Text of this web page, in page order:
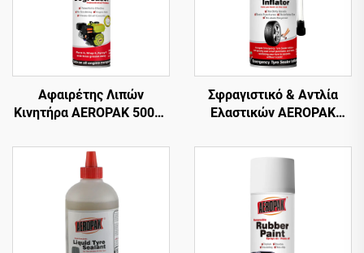
Αφαιρέτης Λιπών
Κινητήρα AEROPAK 500ml
Καθαρισμός Αυτοκινήτου,
Αφαίρεση Λιπών
Σφραγιστικό & Αντλία
Ελαστικών AEROPAK
Επισκευής & Πλήρωσης
για Αδερένια Ελαστικά